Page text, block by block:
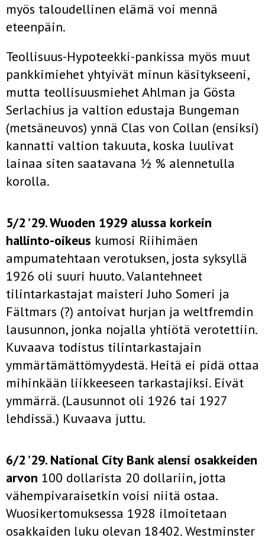
myös taloudellinen elämä voi mennä
eteenpäin.
Teollisuus-Hypoteekki-pankissa myös muut
pankkimiehet yhtyivät minun käsitykseeni,
mutta teollisuusmiehet Ahlman ja Gösta
Serlachius ja valtion edustaja Bungeman
(metsäneuvos) ynnä Clas von Collan (ensiksi)
kannatti valtion takuuta, koska luulivat
lainaa siten saatavana ½ % alennetulla
korolla.
5/2 ’29. Wuoden 1929 alussa korkein
hallinto-oikeus kumosi Riihimäen
ampumatehtaan verotuksen, josta syksyllä
1926 oli suuri huuto. Valantehneet
tilintarkastajat maisteri Juho Someri ja
Fältmars (?) antoivat hurjan ja weltfremdin
lausunnon, jonka nojalla yhtiötä verotettiin.
Kuvaava todistus tilintarkastajain
ymmärtämättömyydestä. Heitä ei pidä ottaa
mihinkään liikkeeseen tarkastajiksi. Eivät
ymmärrä. (Lausunnot oli 1926 tai 1927
lehdissä.) Kuvaava juttu.
6/2 ’29. National City Bank alensi osakkeiden
arvon 100 dollarista 20 dollariin, jotta
vähempivaraisetkin voisi niitä ostaa.
Wuosikertomuksessa 1928 ilmoitetaan
osakkaiden luku olevan 18402. Westminster